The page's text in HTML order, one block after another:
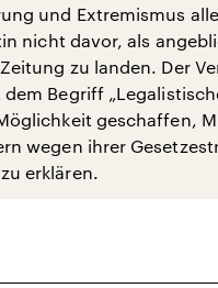
und Extremismus
nicht davor, als
zu landen. Der
Begriff
geschaffen,
wegen ihrer
erklären.